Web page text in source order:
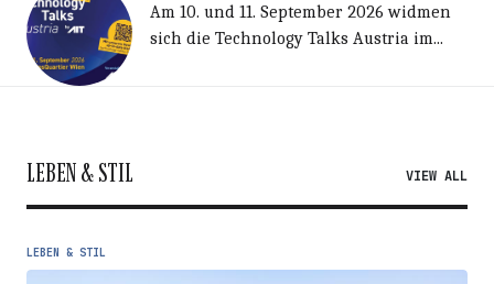
Am 10. und 11. September 2026 widmen
sich die Technology Talks Austria im...
LEBEN & STIL VIEW ALL
LEBEN & STIL